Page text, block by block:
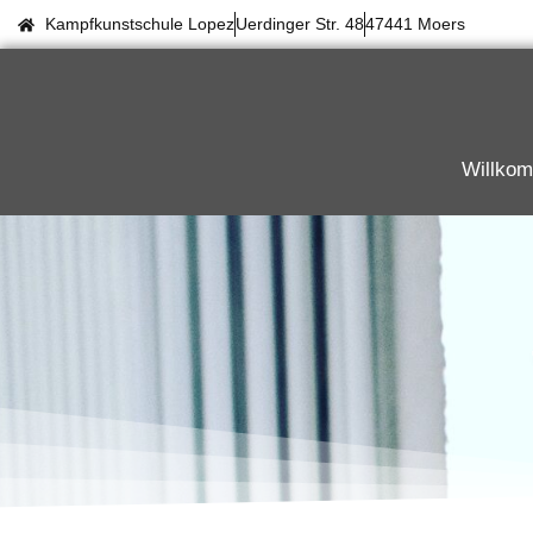
Kampfkunstschule LopezUerdinger Str. 4847441 Moers